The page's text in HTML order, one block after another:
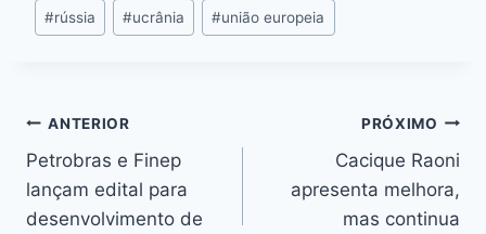
#rússia #ucrânia #união europeia
ANTERIOR
Petrobras e Finep
lançam edital para
desenvolvimento de
PRÓXIMO
Cacique Raoni
apresenta melhora,
mas continua